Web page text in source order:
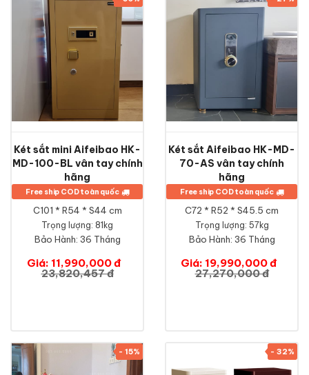
Két sắt mini Aifeibao HK-
MD-100-BL vân tay chính
hãng
Free ship COD toàn quốc
C101 * R54 * S44 cm
Trọng lượng: 81kg
Bảo Hành: 36 Tháng
Giá: 11,990,000 đ
23,820,457 đ
Két sắt Aifeibao HK-MD-
70-AS vân tay chính
hãng
Free ship COD toàn quốc
C72 * R52 * S45.5 cm
Trọng lượng: 57kg
Bảo Hành: 36 Tháng
Giá: 19,990,000 đ
27,270,000 đ
- 15% - 32%